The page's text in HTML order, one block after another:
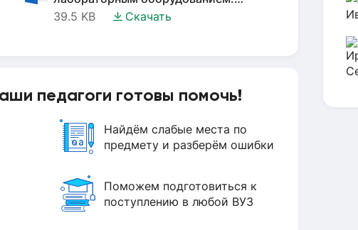
Наблюдение за горящей свечой.
39.5 KB Скачать
педагоги готовы помочь!
Найдём слабые места по
предмету и разберём ошибки
Поможем подготовиться к
поступлению в любой ВУЗ